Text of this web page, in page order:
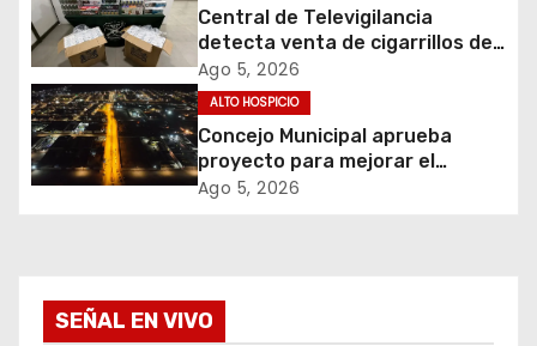
d
e
e
n
a
Central de Televigilancia
detecta venta de cigarrillos de
contrabando y permite
incautación de más de 3 mil
cajetillas
Ago 5, 2026
ALTO HOSPICIO
Concejo Municipal aprueba
proyecto para mejorar el
alumbrado público del sector El
Ago 5, 2026
SEÑAL EN VIVO